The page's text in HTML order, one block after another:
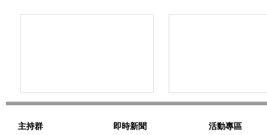
主持群 即時新聞 活動專區